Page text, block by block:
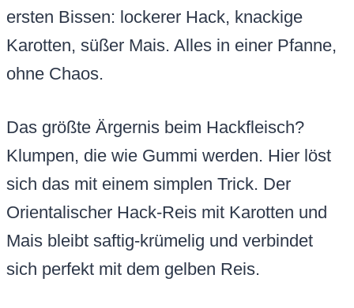
ersten Bissen: lockerer Hack, knackige
Karotten, süßer Mais. Alles in einer Pfanne,
ohne Chaos.
Das größte Ärgernis beim Hackfleisch?
Klumpen, die wie Gummi werden. Hier löst
sich das mit einem simplen Trick. Der
Orientalischer Hack-Reis mit Karotten und
Mais bleibt saftig-krümelig und verbindet
sich perfekt mit dem gelben Reis.